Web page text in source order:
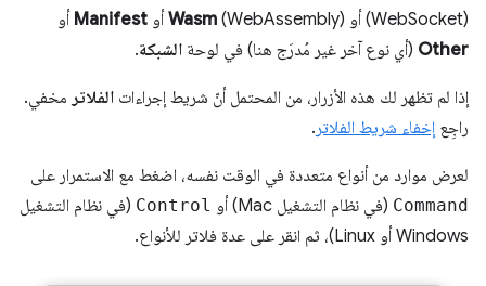
(WebSocket) أو
Wasm (WebAssembly) أو Manifest أو
Other (أي نوع آخر غير مُدرَج هنا) في لوحة الشبكة.
إذا لم تظهر لك هذه الأزرار، من المحتمل أنّ شريط إجراءات الفلاتر مخفي.
راجِع إخفاء شريط الفلاتر .
لعرض موارد من أنواع متعددة في الوقت نفسه، اضغط مع الاستمرار على
Command (في نظام التشغيل Mac) أو Control (في نظام التشغيل
Windows أو Linux)، ثم انقر على عدة فلاتر للأنواع.